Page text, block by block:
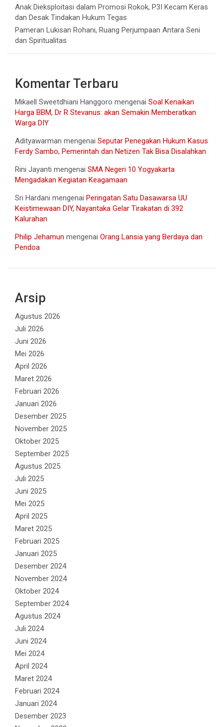
Anak Dieksploitasi dalam Promosi Rokok, P3I Kecam Keras
dan Desak Tindakan Hukum Tegas
Pameran Lukisan Rohani, Ruang Perjumpaan Antara Seni
dan Spiritualitas
Komentar Terbaru
Mikaell Sweetdhiani Hanggoro mengenai Soal Kenaikan
Harga BBM, Dr R Stevanus: akan Semakin Memberatkan
Warga DIY
Adityawarman mengenai Seputar Penegakan Hukum Kasus
Ferdy Sambo, Pemerintah dan Netizen Tak Bisa Disalahkan
Rini Jayanti mengenai SMA Negeri 10 Yogyakarta
Mengadakan Kegiatan Keagamaan
Sri Hardani mengenai Peringatan Satu Dasawarsa UU
Keistimewaan DIY, Nayantaka Gelar Tirakatan di 392
Kalurahan
Philip Jehamun mengenai Orang Lansia yang Berdaya dan
Pendoa
Arsip
Agustus 2026
Juli 2026
Juni 2026
Mei 2026
April 2026
Maret 2026
Februari 2026
Januari 2026
Desember 2025
November 2025
Oktober 2025
September 2025
Agustus 2025
Juli 2025
Juni 2025
Mei 2025
April 2025
Maret 2025
Februari 2025
Januari 2025
Desember 2024
November 2024
Oktober 2024
September 2024
Agustus 2024
Juli 2024
Juni 2024
Mei 2024
April 2024
Maret 2024
Februari 2024
Januari 2024
Desember 2023